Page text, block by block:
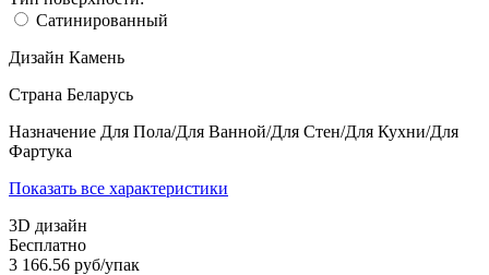
Сатинированный
Дизайн Камень
Страна Беларусь
Назначение Для Пола/Для Ванной/Для Стен/Для Кухни/Для
Фартука
Показать все характеристики
3D дизайн
Бесплатно
3 166.56 руб/упак